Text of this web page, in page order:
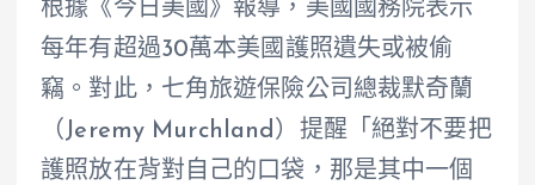
根據《今日美國》報導，美國國務院表示
每年有超過30萬本美國護照遺失或被偷
竊。對此，七角旅遊保險公司總裁默奇蘭
（Jeremy Murchland）提醒「絕對不要把
護照放在背對自己的口袋，那是其中一個